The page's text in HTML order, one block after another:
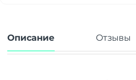
Описание Отзывы